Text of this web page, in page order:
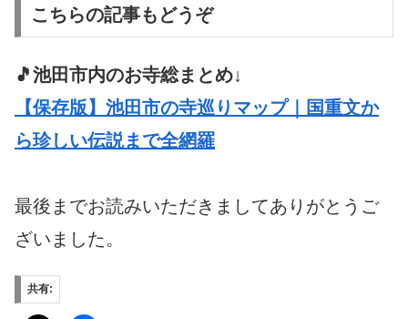
こちらの記事もどうぞ
🎵池田市内のお寺総まとめ↓
【保存版】池田市の寺巡りマップ｜国重文か
ら珍しい伝説まで全網羅
最後までお読みいただきましてありがとうご
ざいました。
共有: